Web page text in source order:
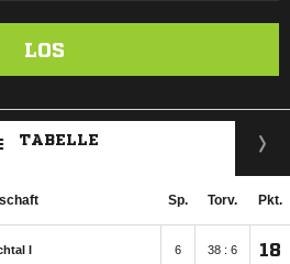
LOS
TABELLE
Sp. Torv. Pkt.
I 6 38 : 6 18